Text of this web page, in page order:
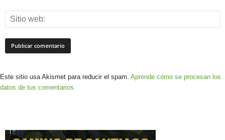
Este sitio usa Akismet para reducir el spam. Aprende cómo se procesan los
datos de tus comentarios.